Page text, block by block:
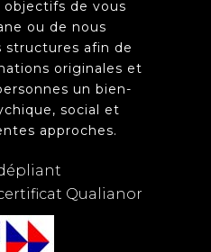
de vous
ou de nous
structures afin de
originales et
un bien-
social et
approches.
Qualianor